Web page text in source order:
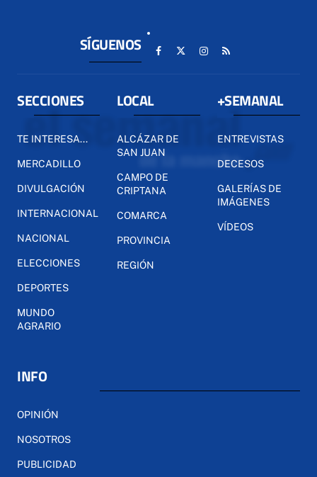
SÍGUENOS
SECCIONES
TE INTERESA...
MERCADILLO
DIVULGACIÓN
INTERNACIONAL
NACIONAL
ELECCIONES
DEPORTES
MUNDO
AGRARIO
LOCAL
ALCÁZAR DE
SAN JUAN
CAMPO DE
CRIPTANA
COMARCA
PROVINCIA
REGIÓN
+SEMANAL
ENTREVISTAS
DECESOS
GALERÍAS DE
IMÁGENES
VÍDEOS
INFO
OPINIÓN
NOSOTROS
PUBLICIDAD